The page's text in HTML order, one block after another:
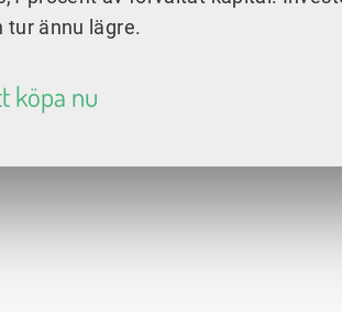
tur ännu lägre.
köpa nu